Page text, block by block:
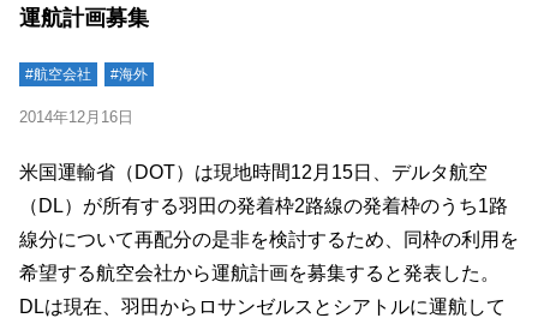
運航計画募集
#航空会社 #海外
2014年12月16日
米国運輸省（DOT）は現地時間12月15日、デルタ航空
（DL）が所有する羽田の発着枠2路線の発着枠のうち1路
線分について再配分の是非を検討するため、同枠の利用を
希望する航空会社から運航計画を募集すると発表した。
DLは現在、羽田からロサンゼルスとシアトルに運航して